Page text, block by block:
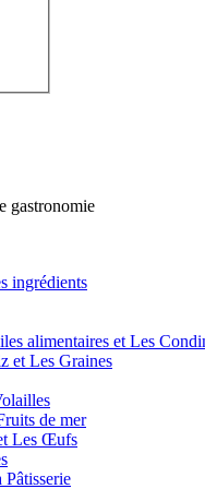
gastronomie
ingrédients
alimentaires et Les
et Les Graines
de mer
Les Œufs